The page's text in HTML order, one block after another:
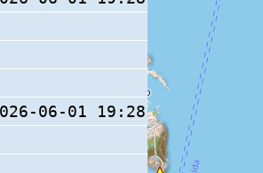
06-01 19:28:02.53 (0/